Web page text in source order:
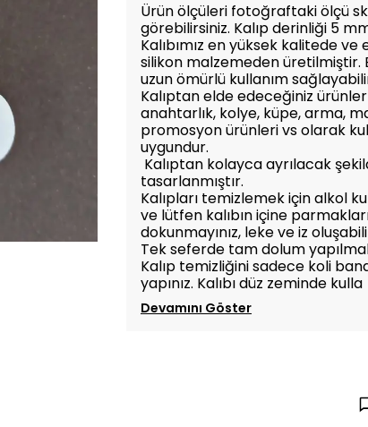
Ürün ölçüleri fotoğraftaki ölçü
görebilirsiniz. Kalıp derinliği 5
Kalıbımız en yüksek kalitede ve
silikon malzemeden üretilmiştir.
uzun ömürlü kullanım
Kalıptan elde edeceğiniz
anahtarlık, kolye, küpe, arma,
promosyon ürünleri vs olarak
uygundur.
Kalıptan kolayca ayrılacak
tasarlanmıştır.
Kalıpları temizlemek için alkol
ve lütfen kalıbın içine
dokunmayınız, leke ve iz
Tek seferde tam dolum
Kalıp temizliğini sadece koli
yapınız. Kalıbı düz zeminde kulla
Devamını Göster